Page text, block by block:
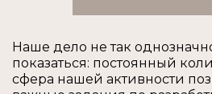
Наше дело не так
показаться: постоянный
сфера нашей активности